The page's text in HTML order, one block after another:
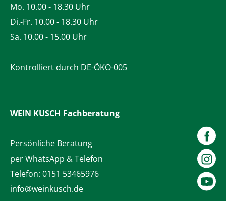
Mo. 10.00 - 18.30 Uhr
Di.-Fr. 10.00 - 18.30 Uhr
Sa. 10.00 - 15.00 Uhr
Kontrolliert durch DE-ÖKO-005
WEIN KUSCH Fachberatung
Persönliche Beratung
per WhatsApp & Telefon
Telefon: 0151 53465976
info@weinkusch.de